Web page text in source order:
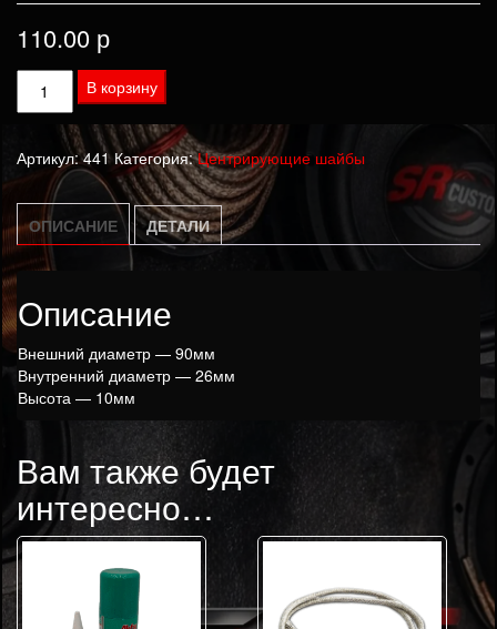
110.00 р
Количество
товара
26
В корзину
Артикул:441 Категория:Центрирующие шайбы
ОПИСАНИЕ ДЕТАЛИ
Описание
Внешний диаметр — 90мм
Внутренний диаметр — 26мм
Высота — 10мм
Вам также будет
интересно…